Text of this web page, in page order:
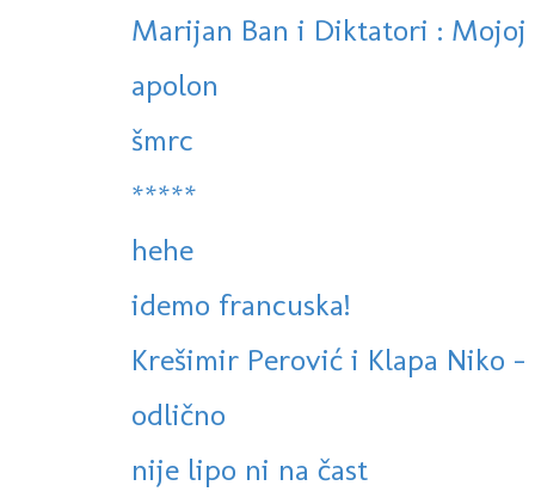
Marijan Ban i Diktatori :
apolon
šmrc
*****
hehe
idemo francuska!
Krešimir Perović i Klapa Niko
odlično
nije lipo ni na čast